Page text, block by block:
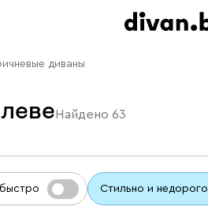
диваны
Найдено 63
Стильно и недорого